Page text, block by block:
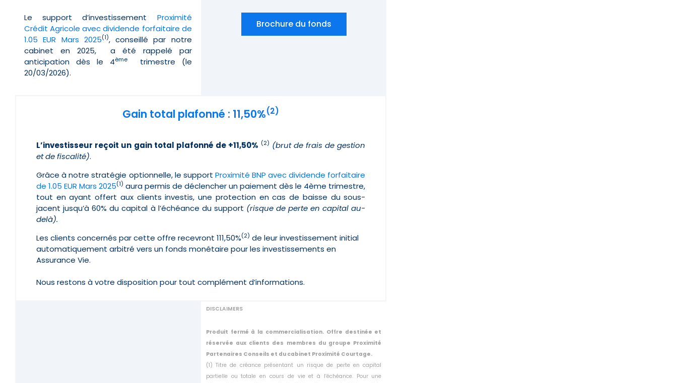
Le support d’investissement Proximité
Crédit Agricole avec dividende forfaitaire de
1.05 EUR Mars 2025(1), conseillé par notre
cabinet en 2025, a été rappelé par
anticipation dès le 4ème trimestre (le
20/03/2026).
Brochure du fonds
Gain total plafonné : 11,50%(2)
L’investisseur reçoit un gain total plafonné de +11,50% (2) (brut de frais de gestion
et de fiscalité).
Grâce à notre stratégie optionnelle, le support Proximité BNP avec dividende forfaitaire
de 1.05 EUR Mars 2025(1) aura permis de déclencher un paiement dès le 4ème trimestre,
tout en ayant offert aux clients investis, une protection en cas de baisse du sous-
jacent jusqu’à 60% du capital à l’échéance du support (risque de perte en capital au-
delà).
Les clients concernés par cette offre recevront 111,50%(2) de leur investissement initial
automatiquement arbitré vers un fonds monétaire pour les investissements en
Assurance Vie.
Nous restons à votre disposition pour tout complément d’informations.
DISCLAIMERS
Produit fermé à la commercialisation. Offre destinée et
réservée aux clients des membres du groupe Proximité
Partenaires Conseils et du cabinet Proximité Courtage.
(1) Titre de créance présentant un risque de perte en capital
partielle outotale en cours de vie et à l’échéance. Pour une